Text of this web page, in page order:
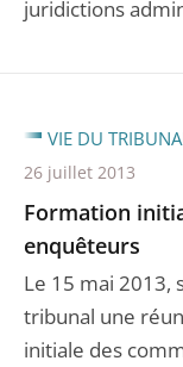
juridictions
Formation
enquêteurs
Le 15 mai 2013,
tribunal une
initiale des
VIE DU
26 juillet 2013